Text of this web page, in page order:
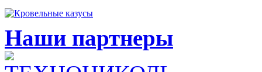
Наши партнеры